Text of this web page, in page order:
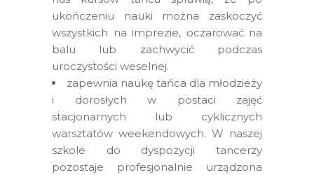
ukończeniu nauki można zaskoczyć
wszystkich na imprezie, oczarować na
balu lub zachwycić podczas
uroczystości weselnej.
zapewnia naukę tańca dla młodzieży
i dorosłych w postaci zajęć
stacjonarnych lub cyklicznych
warsztatów weekendowych. W naszej
szkole do dyspozycji tancerzy
pozostaje profesjonalnie urządzona